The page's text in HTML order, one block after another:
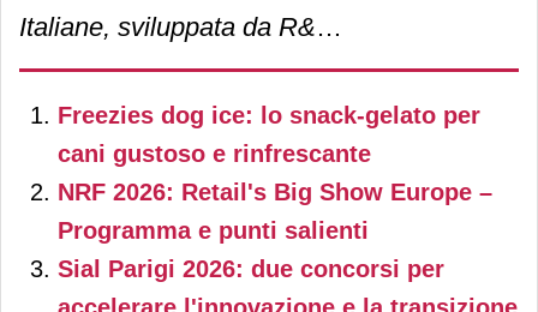
Italiane, sviluppata da R&D
interna Morando, si basa su
ingredienti della dieta
mediterranea.
Freezies dog ice: lo snack-gelato per
cani gustoso e rinfrescante
NRF 2026: Retail's Big Show Europe –
Programma e punti salienti
Sial Parigi 2026: due concorsi per